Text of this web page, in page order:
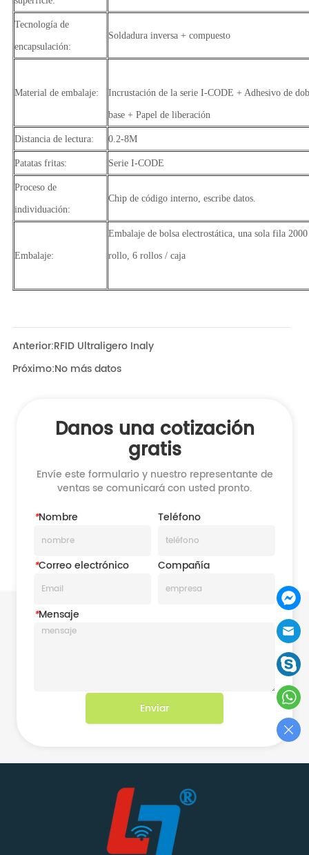
Anterior:RFID Ultraligero Inaly
Próximo:No más datos
Danos una cotización
gratis
Envíe este formulario y nuestro representante de
ventas se comunicará con usted pronto.
*Nombre Teléfono
*Correo electrónico Compañía
*Mensaje
Enviar